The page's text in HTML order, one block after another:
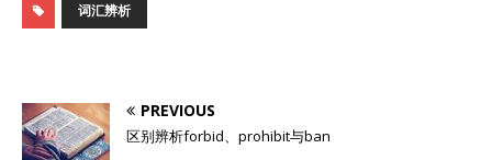
词汇辨析
PREVIOUS
区别辨析forbid、prohibit与ban